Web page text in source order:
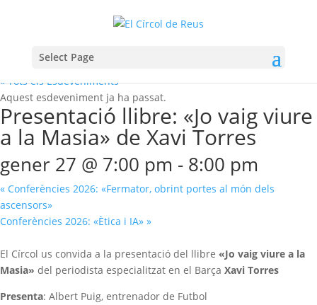
Select Page
« Tots els Esdeveniments
Aquest esdeveniment ja ha passat.
Presentació llibre: «Jo vaig viure
a la Masia» de Xavi Torres
gener 27 @ 7:00 pm - 8:00 pm
« Conferències 2026: «Fermator, obrint portes al món dels
ascensors»
Conferències 2026: «Ètica i IA» »
El Círcol us convida a la presentació del llibre «Jo vaig viure a la
Masia» del periodista especialitzat en el Barça Xavi Torres
Presenta: Albert Puig, entrenador de Futbol